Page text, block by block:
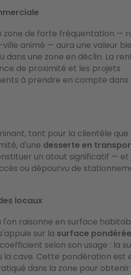
zone de forte fréquentation —
animé — aura une valeur
une zone en déclin. La
de proximité et les projets
à prendre en compte dans
tant pour la clientèle que
d'une desserte en
un atout significatif — et
ou dépourvu de
locaux
raisonne en surface
sur la surface pondérée
selon son usage : la
cave. Cette pondération est
dans la zone pour obtenir